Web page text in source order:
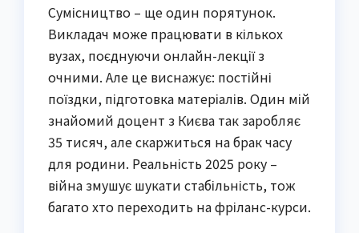
Сумісництво – ще один порятунок.
Викладач може працювати в кількох
вузах, поєднуючи онлайн-лекції з
очними. Але це виснажує: постійні
поїздки, підготовка матеріалів. Один мій
знайомий доцент з Києва так заробляє
35 тисяч, але скаржиться на брак часу
для родини. Реальність 2025 року –
війна змушує шукати стабільність, тож
багато хто переходить на фріланс-курси.